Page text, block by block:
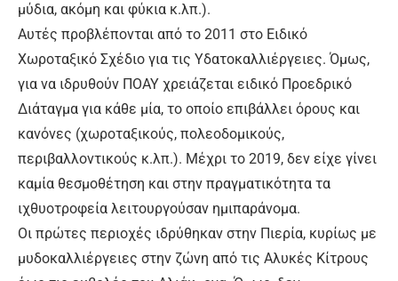
μύδια, ακόμη και φύκια κ.λπ.).
Αυτές προβλέπονται από το 2011 στο Ειδικό
Χωροταξικό Σχέδιο για τις Υδατοκαλλιέργειες. Όμως,
για να ιδρυθούν ΠΟΑΥ χρειάζεται ειδικό Προεδρικό
Διάταγμα για κάθε μία, το οποίο επιβάλλει όρους και
κανόνες (χωροταξικούς, πολεοδομικούς,
περιβαλλοντικούς κ.λπ.). Μέχρι το 2019, δεν είχε γίνει
καμία θεσμοθέτηση και στην πραγματικότητα τα
ιχθυοτροφεία λειτουργούσαν ημιπαράνομα.
Οι πρώτες περιοχές ιδρύθηκαν στην Πιερία, κυρίως με
μυδοκαλλιέργειες στην ζώνη από τις Αλυκές Κίτρους